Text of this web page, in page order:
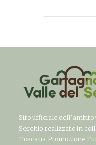
Sito ufficiale
Serchio realizzato in
Toscana Promozione